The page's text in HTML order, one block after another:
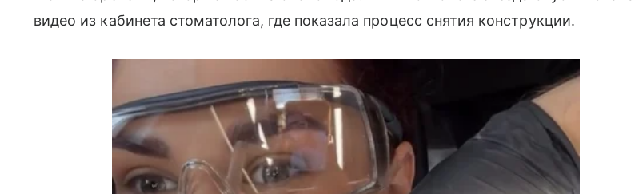
видео из кабинета стоматолога, где показала процесс снятия конструкции.